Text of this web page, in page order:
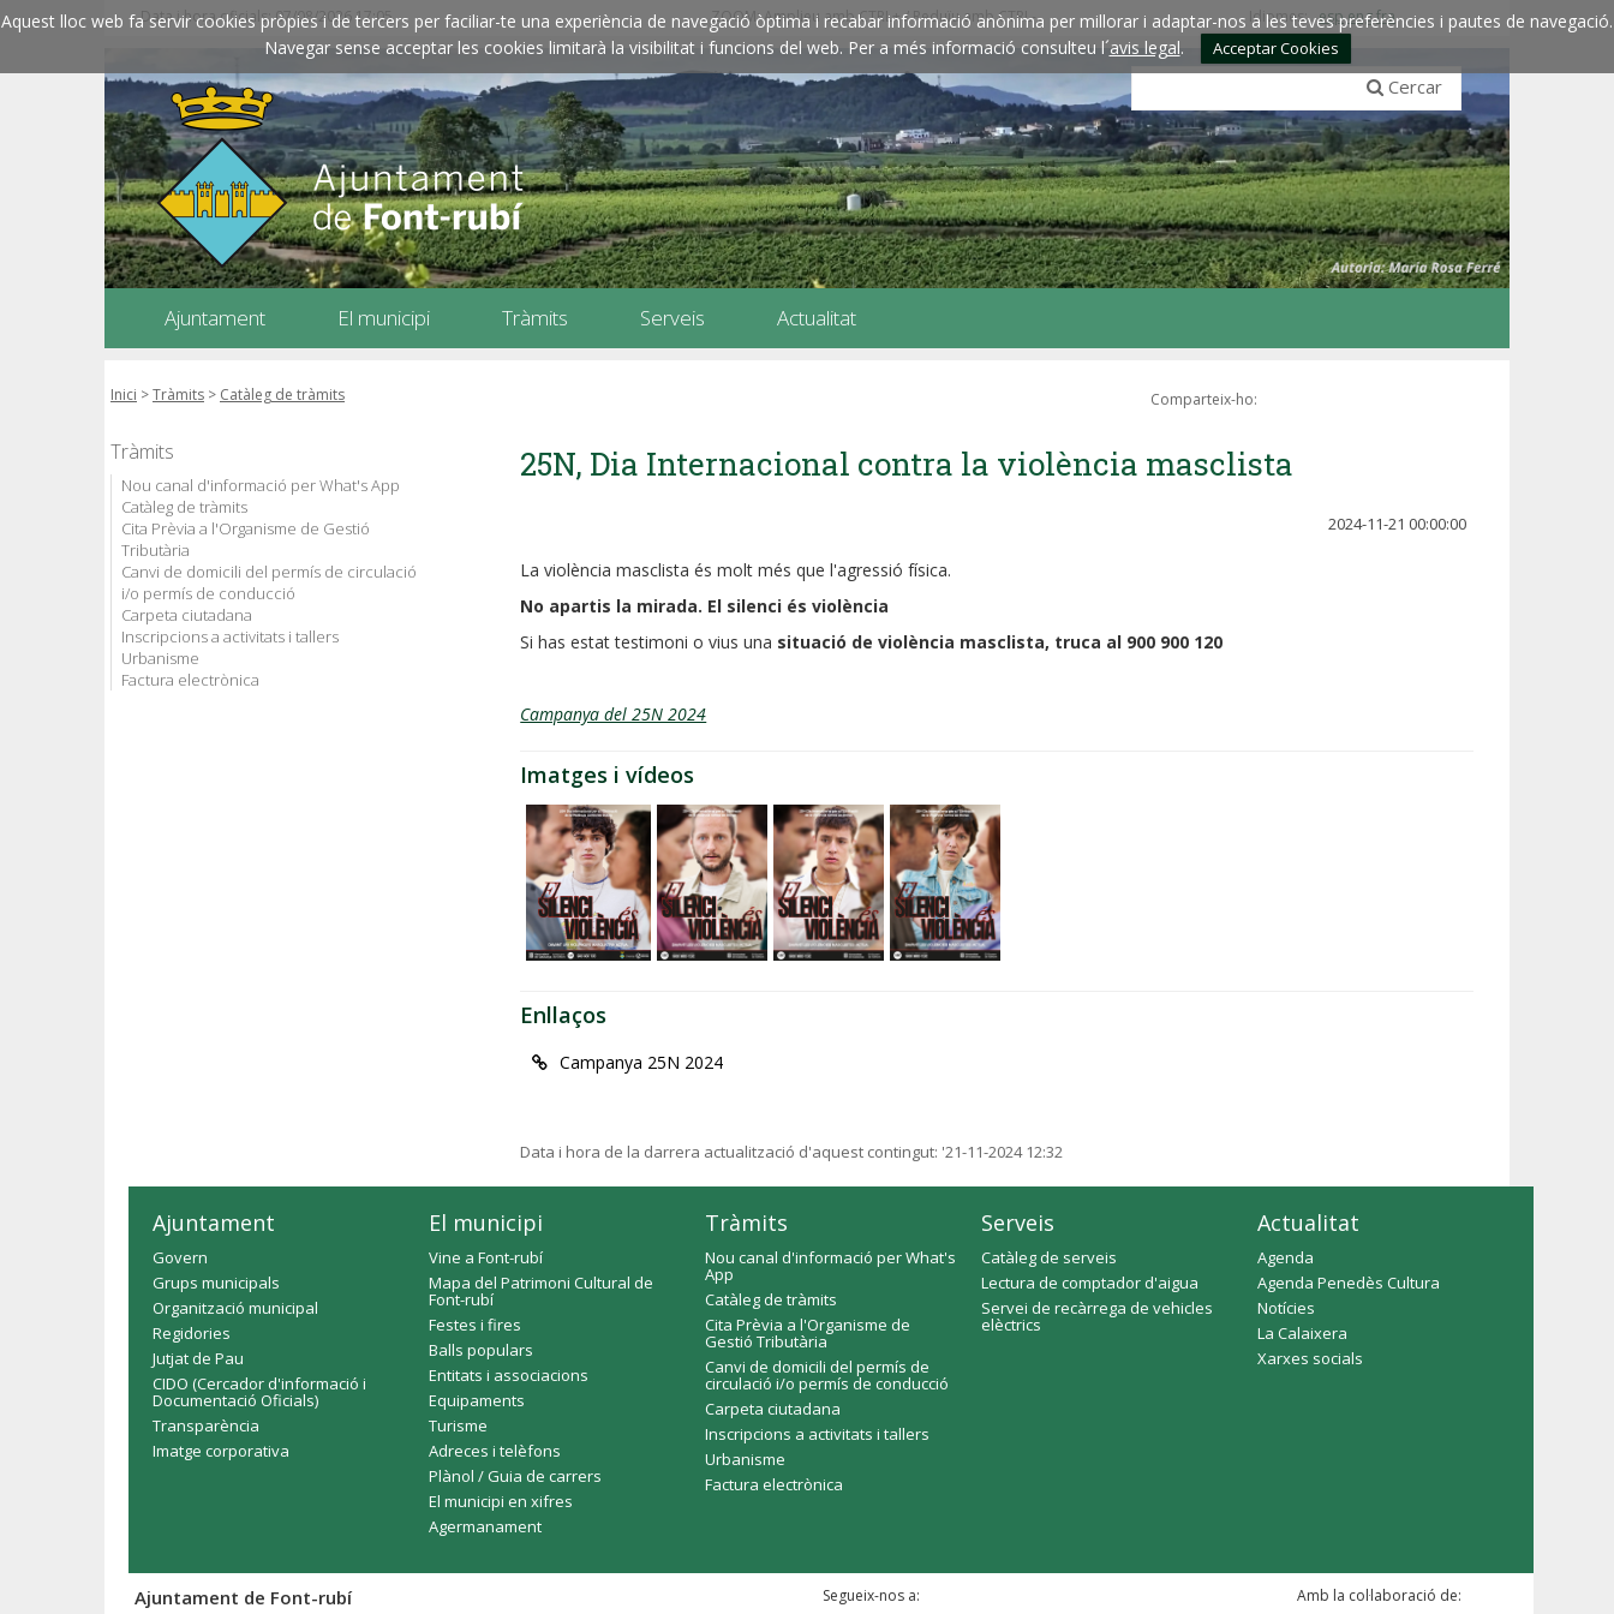
Aquest lloc web fa servir cookies pròpies i de tercers per faciliar-te una experiència de navegació òptima i recabar informació anònima per millorar i adaptar-nos a les teves preferències i pautes de navegació.
Navegar sense acceptar les cookies limitarà la visibilitat i funcions del web. Per a més informació consulteu l´avis legal. Acceptar Cookies
Data i hora oficials: 07/08/2026 17:05 ZOOM: Amplieu amb CTRL+ / Reduïu amb CTRL- Idiomes:esp engfra
Cercar
Ajuntament El municipi Tràmits Serveis Actualitat
Inici >Tràmits > Catàleg de tràmits Comparteix-ho:
Tràmits
Nou canal d'informació per What's App
Catàleg de tràmits
Cita Prèvia a l'Organisme de Gestió
Tributària
Canvi de domicili del permís de circulació
i/o permís de conducció
Carpeta ciutadana
Inscripcions a activitats i tallers
Urbanisme
Factura electrònica
25N, Dia Internacional contra la violència masclista
2024-11-21 00:00:00
La violència masclista és molt més que l'agressió física.
No apartis la mirada. El silenci és violència
Si has estat testimoni o vius una situació de violència masclista, truca al 900 900 120
Campanya del 25N 2024
Imatges i vídeos
Enllaços
Campanya 25N 2024
Data i hora de la darrera actualització d'aquest contingut: '21-11-2024 12:32
Ajuntament
Govern
Grups municipals
Organització municipal
Regidories
Jutjat de Pau
CIDO (Cercador d'informació i
Documentació Oficials)
Transparència
Imatge corporativa
El municipi
Vine a Font-rubí
Mapa del Patrimoni Cultural de
Font-rubí
Festes i fires
Balls populars
Entitats i associacions
Equipaments
Turisme
Adreces i telèfons
Plànol / Guia de carrers
El municipi en xifres
Agermanament
Tràmits
Nou canal d'informació per What's
App
Catàleg de tràmits
Cita Prèvia a l'Organisme de
Gestió Tributària
Canvi de domicili del permís de
circulació i/o permís de conducció
Carpeta ciutadana
Inscripcions a activitats i tallers
Urbanisme
Factura electrònica
Serveis
Catàleg de serveis
Lectura de comptador d'aigua
Servei de recàrrega de vehicles
elèctrics
Actualitat
Agenda
Agenda Penedès Cultura
Notícies
La Calaixera
Xarxes socials
Ajuntament de Font-rubí Segueix-nos a: Amb la col·laboració de: